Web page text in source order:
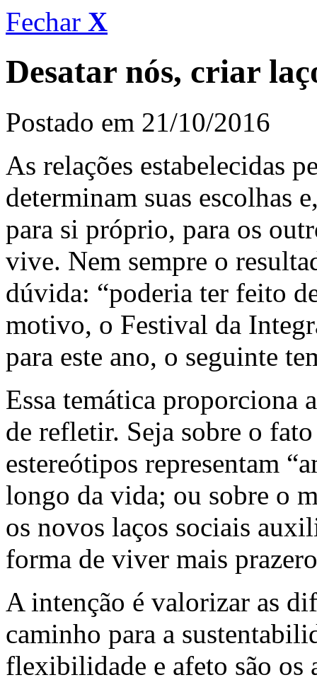
Fechar X
Desatar nós, criar
Postado em 21/10/2016
As relações estabelecidas
determinam suas escolhas
para si próprio, para os
vive. Nem sempre o
dúvida: “poderia ter feito
motivo, o Festival da
para este ano, o seguinte
Essa temática proporciona
de refletir. Seja sobre o
estereótipos representam
longo da vida; ou sobre o
os novos laços sociais
forma de viver mais
A intenção é valorizar as
caminho para a
flexibilidade e afeto são os